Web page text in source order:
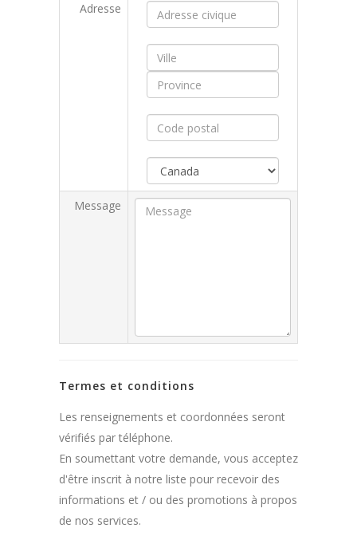
Adresse
Message
Termes et conditions
Les renseignements et coordonnées seront
vérifiés par téléphone.
En soumettant votre demande, vous acceptez
d'être inscrit à notre liste pour recevoir des
informations et / ou des promotions à propos
de nos services.